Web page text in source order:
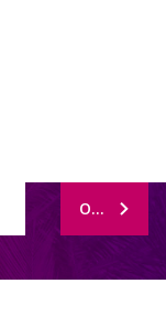
ODOBERAŤ